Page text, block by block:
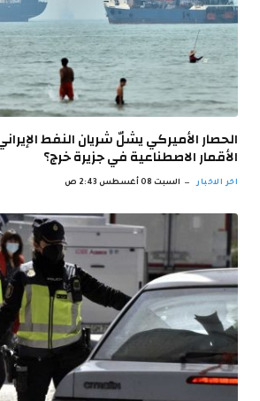
الحصار الأميركي يشلّ شريان النفط
الأقمار الاصطناعية في جزيرة خرج؟
اخر الاخبار السبت 08 أغسطس 2:43 ص